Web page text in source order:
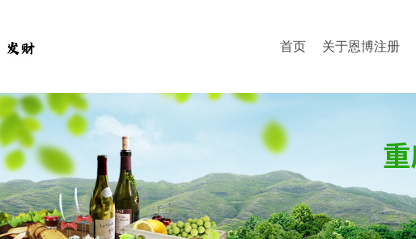
首页 关于恩博注册